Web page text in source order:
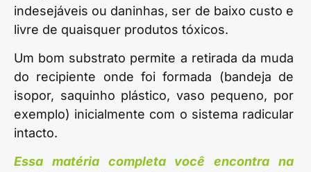
indesejáveis ou daninhas, ser de baixo custo e
livre de quaisquer produtos tóxicos.
Um bom substrato permite a retirada da muda
do recipiente onde foi formada (bandeja de
isopor, saquinho plástico, vaso pequeno, por
exemplo) inicialmente com o sistema radicular
intacto.
Essa matéria completa você encontra na